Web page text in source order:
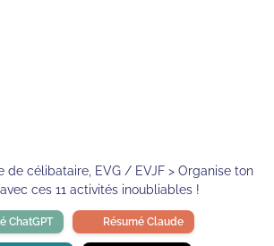
de célibataire, EVG / EVJF > Organise ton
ces 11 activités inoubliables !
ChatGPT Résumé Claude